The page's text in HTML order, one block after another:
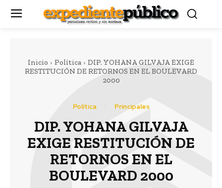
Inicio Política
DIP. YOHANA GILVAJA EXIGE
RESTITUCIÓN DE RETORNOS EN EL BOULEVARD
2000
Política Principales
DIP. YOHANA GILVAJA
EXIGE RESTITUCIÓN DE
RETORNOS EN EL
BOULEVARD 2000